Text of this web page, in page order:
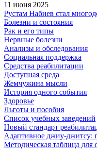
11 июня 2025
Рустам Набиев стал
Болезни и состояния
Рак и его типы
Нервные болезни
Анализы и обследования
Социальная поддержка
Средства реабилитации
Доступная среда
Жемчужина мысли
История одного события
Здоровье
Льготы и пособия
Список учебных заведений
Новый стандарт
Адаптивное джиу-джитсу:
Методическая таблица